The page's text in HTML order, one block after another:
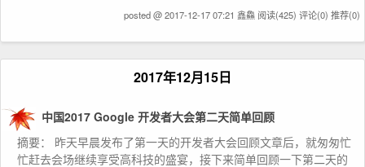
posted @ 2017-12-17 07:21 鑫鱻 阅读(425) 评论(0) 推荐(0)
2017年12月15日
中国2017 Google 开发者大会第二天简单回顾
摘要： 昨天早晨发布了第一天的开发者大会回顾文章后，就匆匆忙
忙赶去会场继续享受高科技的盛宴，接下来简单回顾一下第二天的